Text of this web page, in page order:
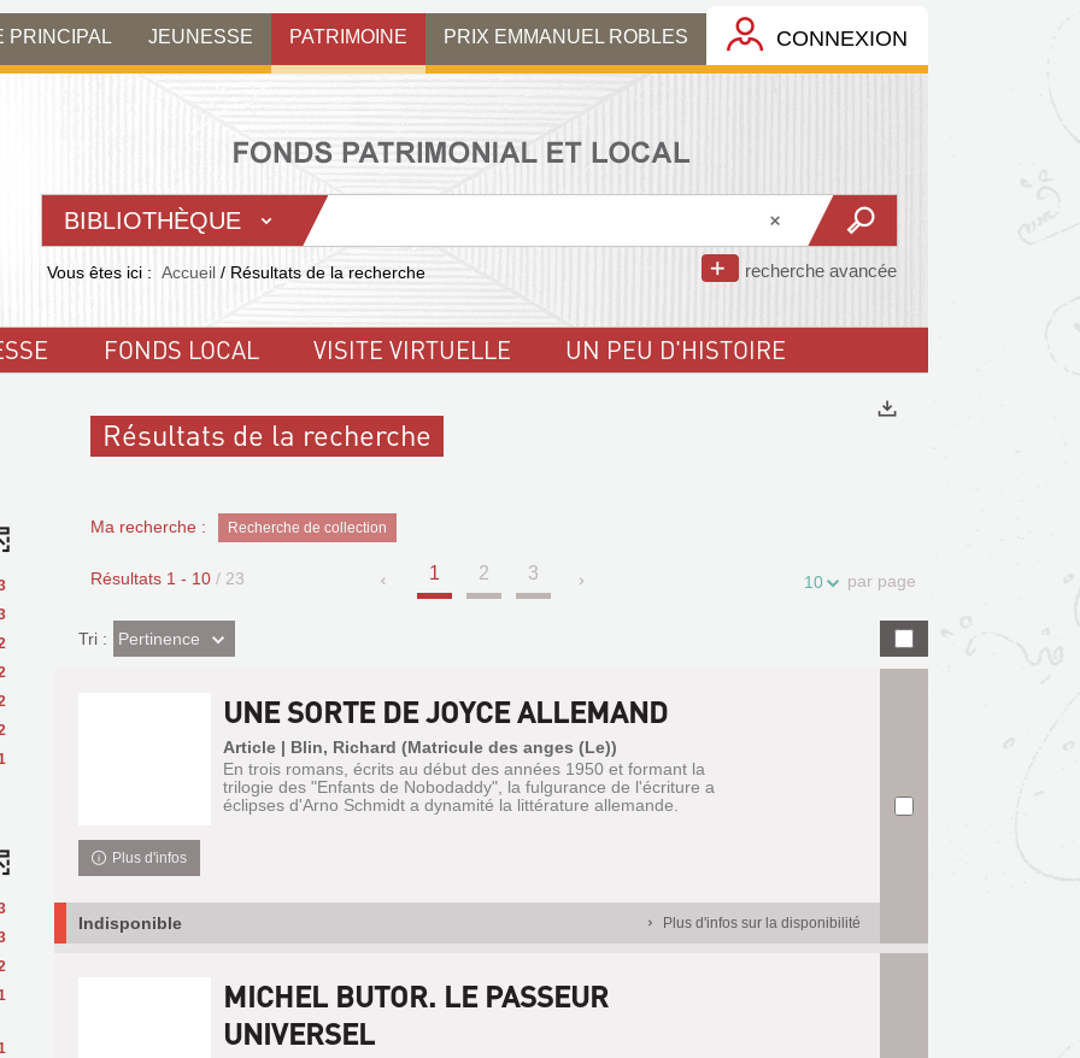
PRINCIPAL JEUNESSE PATRIMOINE PRIX EMMANUEL ROBLES CONNEXION
BIBLIOTHÈQUE
recherche avancée
Vous êtes ici : Accueil / Résultats de la recherche
FONDS LOCAL VISITE VIRTUELLE UN PEU D'HISTOIRE
Résultats de la recherche
Ma recherche : Recherche de collection
Résultats 1 - 10 / 23 1 2 3 10 par page
Tri :(Effet
imédiat)
Pertinence
UNE SORTE DE JOYCE ALLEMAND
Article | Blin, Richard (Matricule des anges (Le))
En trois romans, écrits au début des années 1950 et formant la
trilogie des "Enfants de Nobodaddy", la fulgurance de l'écriture a
éclipses d'Arno Schmidt a dynamité la littérature allemande.
Plus d'infos
Indisponible Plus d'infos sur la disponibilité
MICHEL BUTOR. LE PASSEUR
UNIVERSEL